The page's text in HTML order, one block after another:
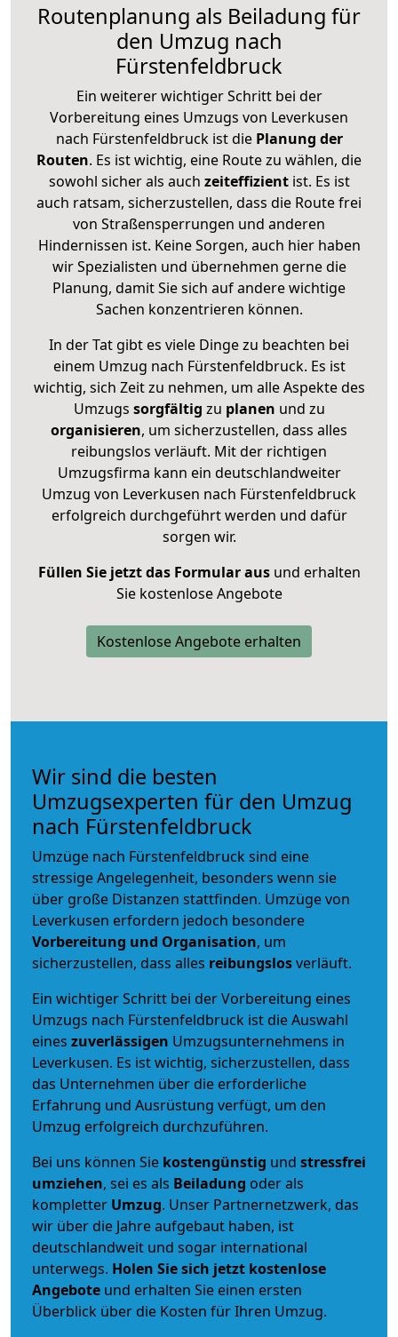
Routenplanung als Beiladung für
den Umzug nach
Fürstenfeldbruck
Ein weiterer wichtiger Schritt bei der
Vorbereitung eines Umzugs von Leverkusen
nach Fürstenfeldbruck ist diePlanung der
Routen. Es ist wichtig, eine Route zu wählen, die
sowohl sicher als auch zeiteffizientist. Es ist
auch ratsam, sicherzustellen, dass die Route frei
von Straßensperrungen und anderen
Hindernissen ist. Keine Sorgen, auch hier haben
wir Spezialisten und übernehmen gerne die
Planung, damit Sie sich auf andere wichtige
Sachen konzentrieren können.
In der Tat gibt es viele Dinge zu beachten bei
einem Umzug nach Fürstenfeldbruck. Es ist
wichtig, sich Zeit zu nehmen, um alle Aspekte des
Umzugs sorgfältig zu planen und zu
organisieren, um sicherzustellen, dass alles
reibungslos verläuft. Mit der richtigen
Umzugsfirma kann ein deutschlandweiter
Umzug von Leverkusen nach Fürstenfeldbruck
erfolgreich durchgeführt werden und dafür
sorgen wir.
Füllen Sie jetzt das Formular ausund erhalten
Sie kostenlose Angebote
Kostenlose Angebote erhalten
Wir sind die besten
Umzugsexperten für den Umzug
nach Fürstenfeldbruck
Umzüge nach Fürstenfeldbruck sind eine
stressige Angelegenheit, besonders wenn sie
über große Distanzen stattfinden. Umzüge von
Leverkusen erfordern jedoch besondere
Vorbereitung und Organisation, um
sicherzustellen, dass alles reibungslosverläuft.
Ein wichtiger Schritt bei der Vorbereitung eines
Umzugs nach Fürstenfeldbruck ist die Auswahl
eines zuverlässigen Umzugsunternehmens in
Leverkusen. Es ist wichtig, sicherzustellen, dass
das Unternehmen über die erforderliche
Erfahrung und Ausrüstung verfügt, um den
Umzug erfolgreich durchzuführen.
Bei uns können Sie kostengünstig und stressfrei
umziehen, sei es als Beiladung oder als
kompletter Umzug. Unser Partnernetzwerk, das
wir über die Jahre aufgebaut haben, ist
deutschlandweit und sogar international
unterwegs. Holen Sie sich jetzt kostenlose
Angebote und erhalten Sie einen ersten
Überblick über die Kosten für Ihren Umzug.